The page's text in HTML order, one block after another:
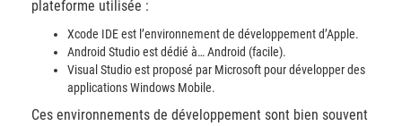
plateforme utilisée :
Xcode IDE est l’environnement de développement d’Apple.
Android Studio est dédié à… Android (facile).
Visual Studio est proposé par Microsoft pour développer des
applications Windows Mobile.
Ces environnements de développement sont bien souvent